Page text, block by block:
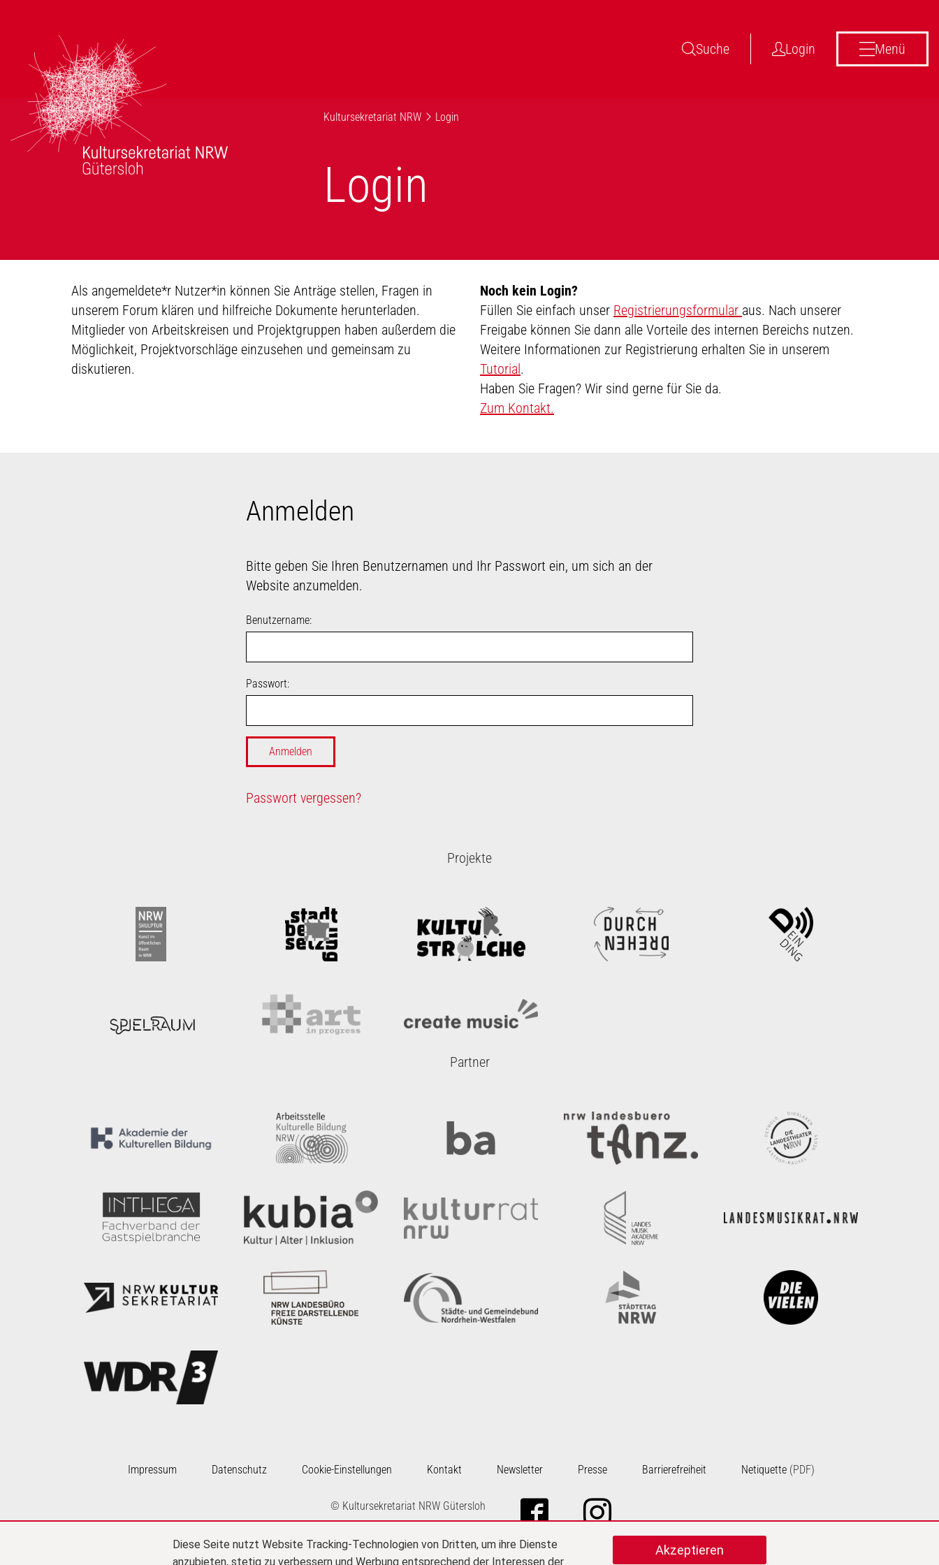
Diese Seite nutzt Website Tracking-Technologien von Dritten, um ihre Dienste
anzubieten, stetig zu verbessern und Werbung entsprechend der Interessen der
Suche Login Menü
Kultursekretariat NRW Login
Login
Als angemeldete*r Nutzer*in können Sie Anträge stellen, Fragen in
unserem Forum klären und hilfreiche Dokumente herunterladen.
Mitglieder von Arbeitskreisen und Projektgruppen haben außerdem die
Möglichkeit, Projektvorschläge einzusehen und gemeinsam zu
diskutieren.
Noch kein Login?
Füllen Sie einfach unser Registrierungsformular aus. Nach unserer
Freigabe können Sie dann alle Vorteile des internen Bereichs nutzen.
Weitere Informationen zur Registrierung erhalten Sie in unserem
Tutorial.
Haben Sie Fragen? Wir sind gerne für Sie da.
Zum Kontakt.
Anmelden
Bitte geben Sie Ihren Benutzernamen und Ihr Passwort ein, um sich an der
Website anzumelden.
Benutzername:
Passwort:
Passwort vergessen?
Projekte
Partner
Impressum Datenschutz Cookie-Einstellungen Kontakt Newsletter Presse Barrierefreiheit Netiquette (PDF)
© Kultursekretariat NRW Gütersloh Zu Facebook
Zu Instagram